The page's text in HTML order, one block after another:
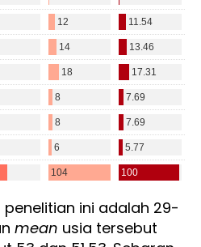
ini adalah 29-
mean usia tersebut